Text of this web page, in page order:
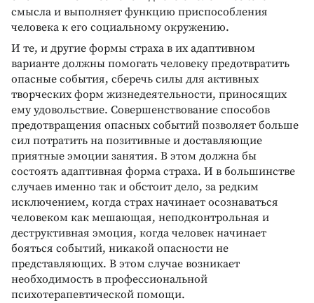
смысла и выполняет функцию приспособления
человека к его социальному окружению.
И те, и другие формы страха в их адаптивном
варианте должны помогать человеку предотвратить
опасные события, сберечь силы для активных
творческих форм жизнедеятельности, приносящих
ему удовольствие. Совершенствование способов
предотвращения опасных событий позволяет больше
сил потратить на позитивные и доставляющие
приятные эмоции занятия. В этом должна бы
состоять адаптивная форма страха. И в большинстве
случаев именно так и обстоит дело, за редким
исключением, когда страх начинает осознаваться
человеком как мешающая, неподконтрольная и
деструктивная эмоция, когда человек начинает
бояться событий, никакой опасности не
представляющих. В этом случае возникает
необходимость в профессиональной
психотерапевтической помощи.